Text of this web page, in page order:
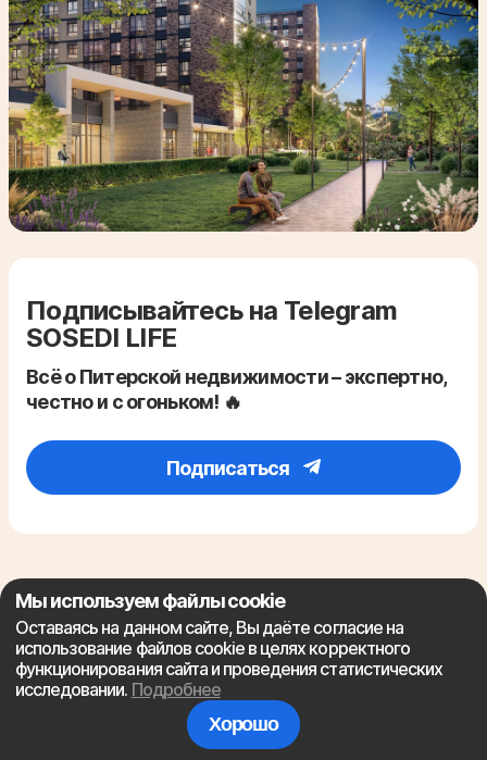
Подписывайтесь на Telegram
SOSEDI LIFE
Всё о Питерской недвижимости – экспертно,
честно и с огоньком! 🔥
Подписаться
Политика конфиденциальности
Мы используем файлы cookie
Оставаясь на данном сайте, Вы даёте согласие на
использование файлов cookie в целях корректного
функционирования сайта и проведения статистических
исследовании. Подробнее
Хорошо